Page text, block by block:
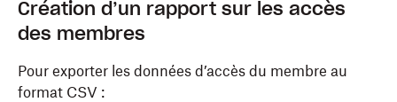
Création d’un rapport sur les accès
des membres
Pour exporter les données d’accès du membre au
format CSV :